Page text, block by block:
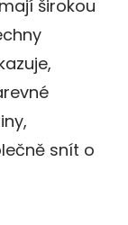
širokou
snít o